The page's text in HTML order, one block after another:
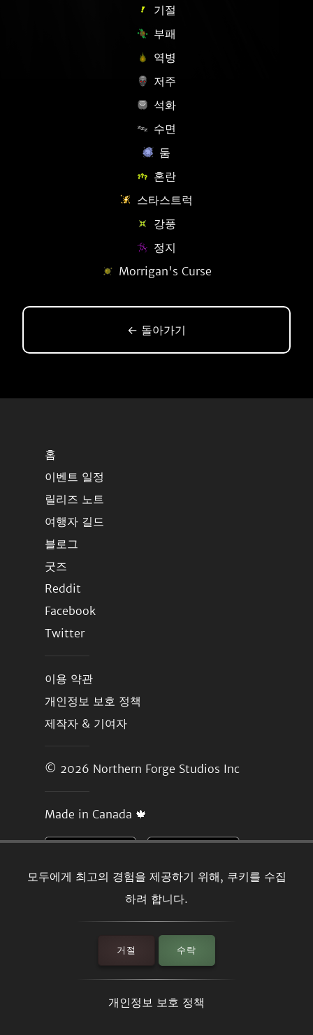
모두에게 최고의 경험을 제공하기 위해, 쿠키를 수집
하려 합니다.
거절 수락
개인정보 보호 정책
기절
부패
역병
저주
석화
수면
둠
혼란
스타스트럭
강풍
정지
Morrigan's Curse
← 돌아가기
홈
이벤트 일정
릴리즈 노트
여행자 길드
블로그
굿즈
Reddit
Facebook
Twitter
이용 약관
개인정보 보호 정책
제작자 & 기여자
© 2026 Northern Forge Studios Inc
Made in Canada 🍁